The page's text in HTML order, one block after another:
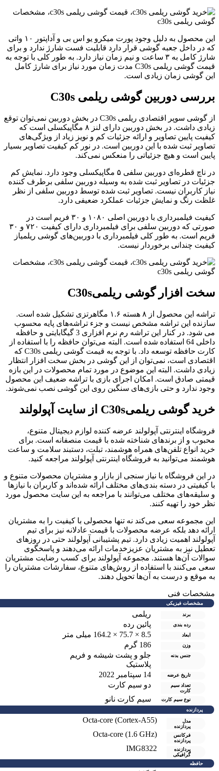
این محصول به دلیل وجود پورت میکرو یو اس بی و آداپتور ۱۰ واتی
در داخل جعبه گوشی قرار دارد قابلیت فست شارژ ندارد و برای
شارژ کامل به ۳ ساعت و نیم زمان نیاز دارد. به طور کلی با توجه به
قیمت گوشی ریلمی C30s مدت زمان مورد نیاز برای شارژ کامل
گوشی زمان زیادی است.
دوربین گوشی ریلمیC30s
از گوشی سوپر اقتصادی ریلمی C30s در بخش دوربین نمی‌توان توقع
زیادی داشت. در بخش دوربین دارای لنز ۸ مگاپیکسلی است که
پایین تصاویر و ارائه جزئیات کم و نویز زیاد از ویژگی‌های
ثبت شده با این دوربین است. در نور کم کیفیت تصاویر بسیار
است و هیچ جزئیاتی را منعکس نمی‌کند.
در ناچ قطره‌ای دوربین سلفی ۵ مگاپیکسلی وجود دارد. نمایش کم
در تصاویر ثبت شده به وسیله دوربین سلفی برطرف کننده
کاربران نیست. تصاویر ثبت شده توسط دوربین سلفی از نظر
رنگ و نمایش جزئیات عملکرد ضعیفی دارد.
کیفیت فیلمبرداری با دوربین اصلی ۱۰۸۰ و ۳۰ فریم است در
صورتی که دوربین سلفی برای فیلمبرداری دارای کیفیت ۷۲۰ و ۳۰
است. به طور کلی فیلمبرداری با دوربین‌های گوشی ریلمیاز
چندانی برخوردار نیست.
افزار گوشی ریلمی C30s
تراشه این محصول از ۸ هسته ۱.۶ مگاهرتزی تشکیل شده ‌است.
این تراشه مشخص نیست و جزء تراشه‌های پایه محسوب
می شود. در کنار این تراشه رم نرم افزاری 3 گیگابایتی و حافظه
داخلی 64 استفاده شده است. البته می‌توان حافظه را با استفاده از
کارت حافظه توسعه داد. با توجه به قیمت گوشی ریلمی C30s که
است، نمی‌توان از این گوشی در بخش سخت افزار انتظار
داشت. البته این موضوع در مورد تمام محصولات در این بازه
صادق است. امکان اجرای بازی با تراشه ضعیف این محصول
ندارد و حتی بازی‌های سنگین روی این گوشی نصب نمی‌شوند.
گوشی ریلمی C30sاز سایت آپولولند
اینترنتی آپولولند عرضه کننده لوازم دیجیتال متنوع،
و از برندهای شناخته شده با قیمت منصفانه است. برای
انواع تلفن‌های همراه هوشمند، تبلت، دستبند سلامت و ساعت
می‌توانید به فروشگاه اینترنتی آپولولند مراجعه کنید.
این فروشگاه با نیاز سنجی از بازار و مشتریان محصولات متنوع و
کیفیتی در دسته بندی‌های مختلف ارائه شده‌اند و کاربران با نیازها
سلیقه‌های مختلف می‌توانند با مراجعه به این سایت محصول مورد
خود را تهیه کنند.
مجموعه سعی می‌کند نه تنها محصولی با کیفیت را به مشتریان
دهد بلکه عرضه محصولات با قیمت عادلانه نیز برای تیم
اهمیت زیادی دارد. تیم پشتیبانی آپولولند حتی در روزهای
نیز به مشتریان عزیزخدمات ارائه می‌دهند و پاسخگوی
آن‌ها هستند. مجموعه آپولولند برای کسب رضایت مشتریان
می‌کنند با استفاده از روش‌های متنوع، سفارشات مشتریان را
موقع و درست به آن‌ها تحویل دهند.
فنی
مشخصات فیزیکی
برند ریلمی
رده بندی پائین رده
ابعاد 8.5 × 75.7 × 164.2 میلی متر
وزن 186 گرم
جنس بدنه
جلو و پشت شیشه و فریم
پلاستیک
تاریخ عرضه 14 سپتامبر 2022
تعداد سیم
کارت
دو سيم کارت
نوع سیم کارت سیم کارت نانو
پردازنده
مدل
پردازنده
Octa-core (Cortex-A55)
فرکانس
پردازنده
Octa-core (1.6 GHz)
پردازنده
گرافیکی
IMG8322
حافظه